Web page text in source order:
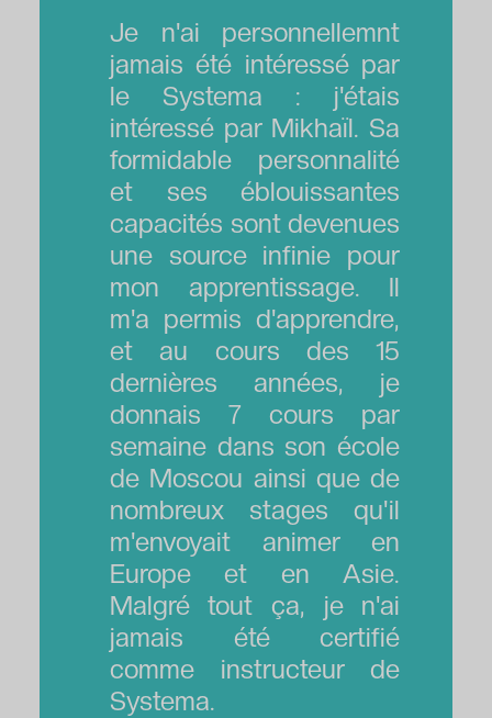
Je n'ai personnellemnt
jamais été intéressé par
le Systema : j'étais
intéressé par Mikhaïl. Sa
formidable personnalité
et ses éblouissantes
capacités sont devenues
une source infinie pour
mon apprentissage. Il
m'a permis d'apprendre,
et au cours des 15
dernières années, je
donnais 7 cours par
semaine dans son école
de Moscou ainsi que de
nombreux stages qu'il
m'envoyait animer en
Europe et en Asie.
Malgré tout ça, je n'ai
jamais été certifié
comme instructeur de
Systema.